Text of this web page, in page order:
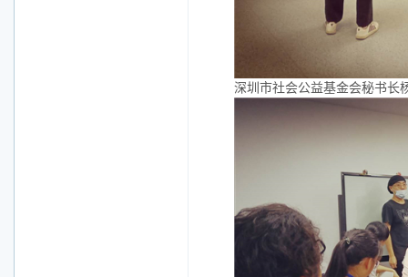
深圳市社会公益基金会秘书长